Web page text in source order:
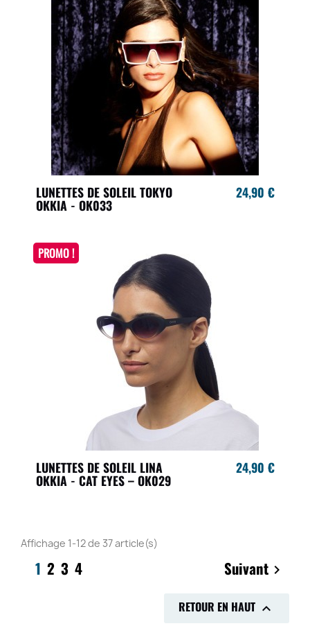
LUNETTES DE SOLEIL TOKYO
OKKIA - OK033
24,90 €
LUNETTES DE SOLEIL LINA
OKKIA - CAT EYES – OK029
24,90 €
PROMO !
Affichage 1-12 de 37 article(s)
1 2 3 4 Suivant 
RETOUR EN HAUT 